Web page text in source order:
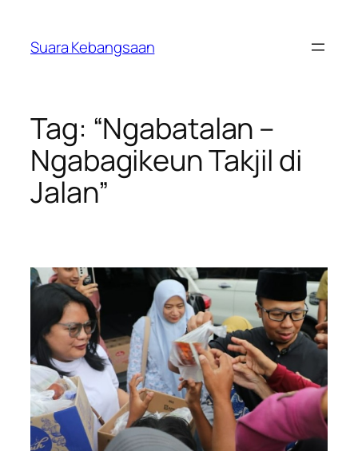
konten
Suara Kebangsaan
Tag: “Ngabatalan –
Ngabagikeun Takjil di
Jalan”